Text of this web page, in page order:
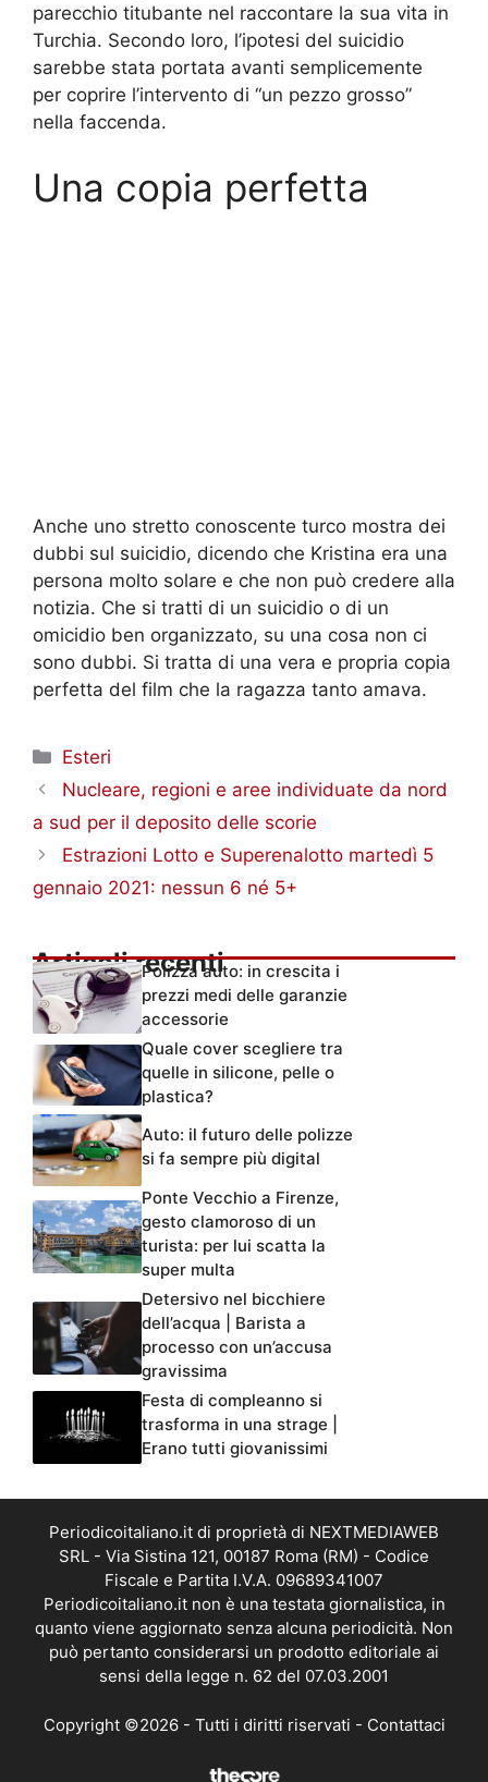
parecchio titubante nel raccontare la sua vita in
Turchia. Secondo loro, l’ipotesi del suicidio
sarebbe stata portata avanti semplicemente
per coprire l’intervento di “un pezzo grosso”
nella faccenda.
Una copia perfetta
Anche uno stretto conoscente turco mostra dei
dubbi sul suicidio, dicendo che Kristina era una
persona molto solare e che non può credere alla
notizia. Che si tratti di un suicidio o di un
omicidio ben organizzato, su una cosa non ci
sono dubbi. Si tratta di una vera e propria copia
perfetta del film che la ragazza tanto amava.
Categorie
Esteri
Nucleare, regioni e aree individuate da nord
a sud per il deposito delle scorie
Estrazioni Lotto e Superenalotto martedì 5
gennaio 2021: nessun 6 né 5+
Articoli recentiPolizza auto: in crescita i
prezzi medi delle garanzie
accessorie
Quale cover scegliere tra
quelle in silicone, pelle o
plastica?
Auto: il futuro delle polizze
si fa sempre più digital
Ponte Vecchio a Firenze,
gesto clamoroso di un
turista: per lui scatta la
super multa
Detersivo nel bicchiere
dell’acqua | Barista a
processo con un’accusa
gravissima
Festa di compleanno si
trasforma in una strage |
Erano tutti giovanissimi
Periodicoitaliano.it di proprietà di NEXTMEDIAWEB
SRL - Via Sistina 121, 00187 Roma (RM) - Codice
Fiscale e Partita I.V.A. 09689341007
Periodicoitaliano.it non è una testata giornalistica, in
quanto viene aggiornato senza alcuna periodicità. Non
può pertanto considerarsi un prodotto editoriale ai
sensi della legge n. 62 del 07.03.2001
Copyright ©2026 - Tutti i diritti riservati - Contattaci